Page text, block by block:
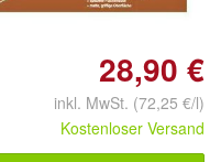
28,90 €
inkl. MwSt. (72,25 €/l)
Kostenloser Versand